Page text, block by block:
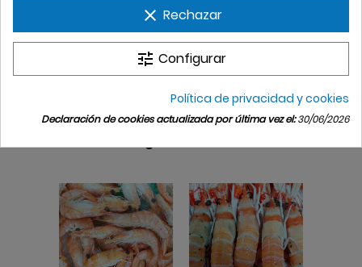
Pequeña
Cangrejos Mar
Precio
9,80 €kg
clear Rechazar
tune Configurar
Política de privacidad y cookies
Declaración de cookies actualizada por última vez el:30/06/2026